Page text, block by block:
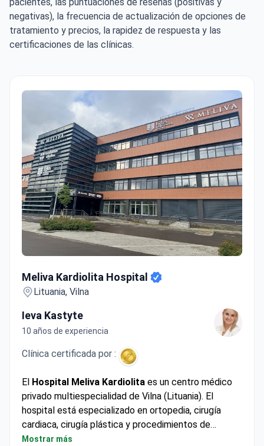
negativas), la frecuencia de actualización de opciones de
tratamiento y precios, la rapidez de respuesta y las
certificaciones de las clínicas.
Meliva Kardiolita Hospital
Lituania, Vilna
Ieva Kastyte
10 años de experiencia
Clínica certificada por :
El Hospital Meliva Kardiolita es un centro médico
privado multiespecialidad de Vilna (Lituania). El
hospital está especializado en ortopedia, cirugía
cardiaca, cirugía plástica y procedimientos de
pérdida de peso. Sólo atiende a pacientes adultos y
Mostrar más